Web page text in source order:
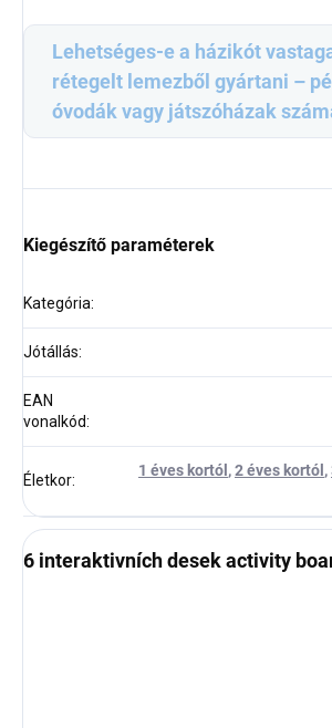
Lehetséges-e a házikót
rétegelt lemezből gyártani –
óvodák vagy játszóházak
Kiegészítő paraméterek
Kategória:
Jótállás:
EAN
vonalkód:
Életkor:
1 éves kortól ,2 éves kortól ,
6 interaktivních desek activity